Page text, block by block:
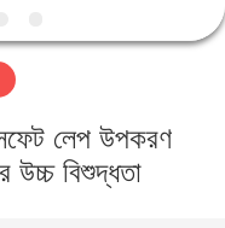
লেপ উপকরণ
বিশুদ্ধতা